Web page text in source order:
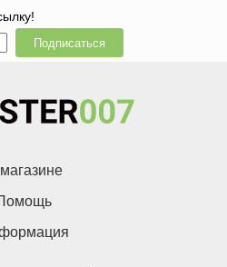
Подписаться